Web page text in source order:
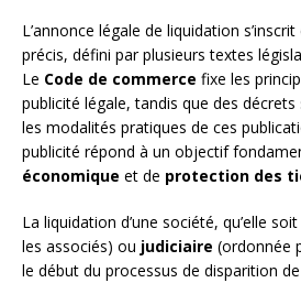
L’annonce légale de liquidation
précis, défini par plusieurs textes
Le Code de commerce fixe les
publicité légale, tandis que des
les modalités pratiques de ces
publicité répond à un objectif
économique et de protection des
La liquidation d’une société, qu’elle soit
les associés) ou judiciaire (ordonnée
le début du processus de disparition